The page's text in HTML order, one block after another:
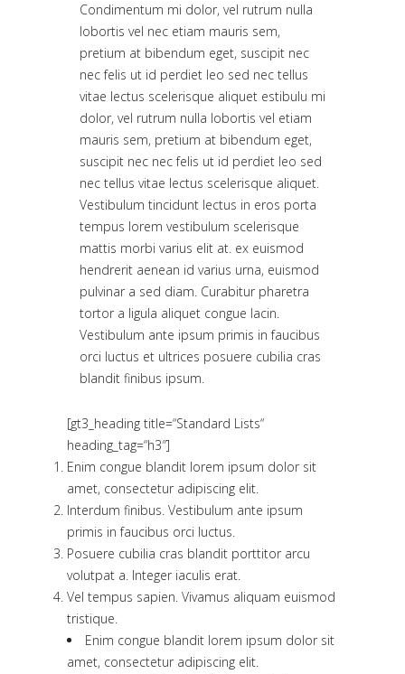
Condimentum mi dolor, vel rutrum nulla
lobortis vel nec etiam mauris sem,
pretium at bibendum eget, suscipit nec
nec felis ut id perdiet leo sed nec tellus
vitae lectus scelerisque aliquet estibulu mi
dolor, vel rutrum nulla lobortis vel etiam
mauris sem, pretium at bibendum eget,
suscipit nec nec felis ut id perdiet leo sed
nec tellus vitae lectus scelerisque aliquet.
Vestibulum tincidunt lectus in eros porta
tempus lorem vestibulum scelerisque
mattis morbi varius elit at. ex euismod
hendrerit aenean id varius urna, euismod
pulvinar a sed diam. Curabitur pharetra
tortor a ligula aliquet congue lacin.
Vestibulum ante ipsum primis in faucibus
orci luctus et ultrices posuere cubilia cras
blandit finibus ipsum.
[gt3_heading title=“Standard Lists“
heading_tag=“h3″]
Enim congue blandit lorem ipsum dolor sit
amet, consectetur adipiscing elit.
Interdum finibus. Vestibulum ante ipsum
primis in faucibus orci luctus.
Posuere cubilia cras blandit porttitor arcu
volutpat a. Integer iaculis erat.
Vel tempus sapien. Vivamus aliquam euismod
tristique.
Enim congue blandit lorem ipsum dolor sit
amet, consectetur adipiscing elit.